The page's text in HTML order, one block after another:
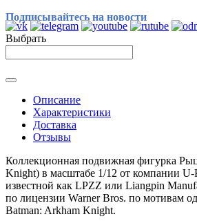
Подписывайтесь на новости
Выбрать
Описание
Характеристики
Доставка
Отзывы
Коллекционная подвижная фигурка
Knight) в масштабе 1/12 от компании U-
известной как LPZZ или Liangpin
по лицензии Warner Bros. по мотивам
Batman: Arkham Knight.